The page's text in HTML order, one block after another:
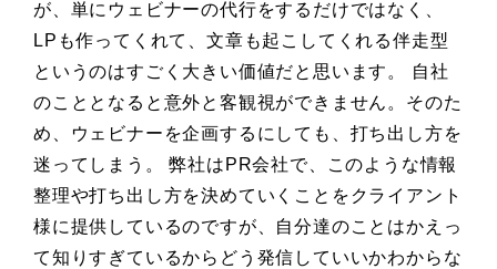
が、単にウェビナーの代行をするだけではなく、
LPも作ってくれて、文章も起こしてくれる伴走型
というのはすごく大きい価値だと思います。 自社
のこととなると意外と客観視ができません。そのた
め、ウェビナーを企画するにしても、打ち出し方を
迷ってしまう。 弊社はPR会社で、このような情報
整理や打ち出し方を決めていくことをクライアント
様に提供しているのですが、自分達のことはかえっ
て知りすぎているからどう発信していいかわからな